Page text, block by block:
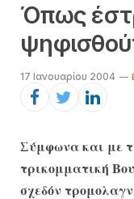
Όπως
17 Ιανουαρίου 2004
Σύμφωνα και με
τρικομματική
σχεδόν